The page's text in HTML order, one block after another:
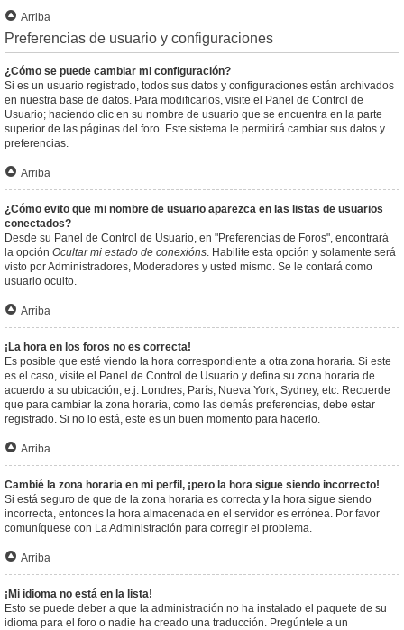
Arriba
Preferencias de usuario y configuraciones
¿Cómo se puede cambiar mi configuración?
Si es un usuario registrado, todos sus datos y configuraciones están archivados
en nuestra base de datos. Para modificarlos, visite el Panel de Control de
Usuario; haciendo clic en su nombre de usuario que se encuentra en la parte
superior de las páginas del foro. Este sistema le permitirá cambiar sus datos y
preferencias.
Arriba
¿Cómo evito que mi nombre de usuario aparezca en las listas de usuarios
conectados?
Desde su Panel de Control de Usuario, en "Preferencias de Foros", encontrará
la opción Ocultar mi estado de conexións. Habilite esta opción y solamente será
visto por Administradores, Moderadores y usted mismo. Se le contará como
usuario oculto.
Arriba
¡La hora en los foros no es correcta!
Es posible que esté viendo la hora correspondiente a otra zona horaria. Si este
es el caso, visite el Panel de Control de Usuario y defina su zona horaria de
acuerdo a su ubicación, e.j. Londres, París, Nueva York, Sydney, etc. Recuerde
que para cambiar la zona horaria, como las demás preferencias, debe estar
registrado. Si no lo está, este es un buen momento para hacerlo.
Arriba
Cambié la zona horaria en mi perfil, ¡pero la hora sigue siendo incorrecto!
Si está seguro de que de la zona horaria es correcta y la hora sigue siendo
incorrecta, entonces la hora almacenada en el servidor es errónea. Por favor
comuníquese con La Administración para corregir el problema.
Arriba
¡Mi idioma no está en la lista!
Esto se puede deber a que la administración no ha instalado el paquete de su
idioma para el foro o nadie ha creado una traducción. Pregúntele a un